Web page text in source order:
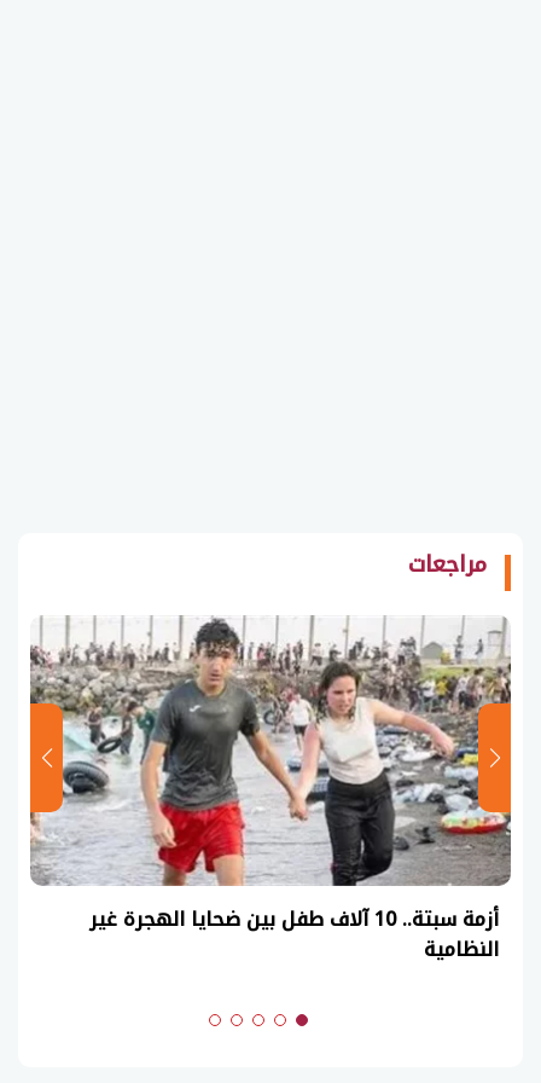
مراجعات
أزمة سبتة.. 10 آلاف طفل بين ضحايا الهجرة غير
النظامية